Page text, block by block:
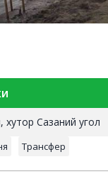
хутор Сазаний угол
Трансфер